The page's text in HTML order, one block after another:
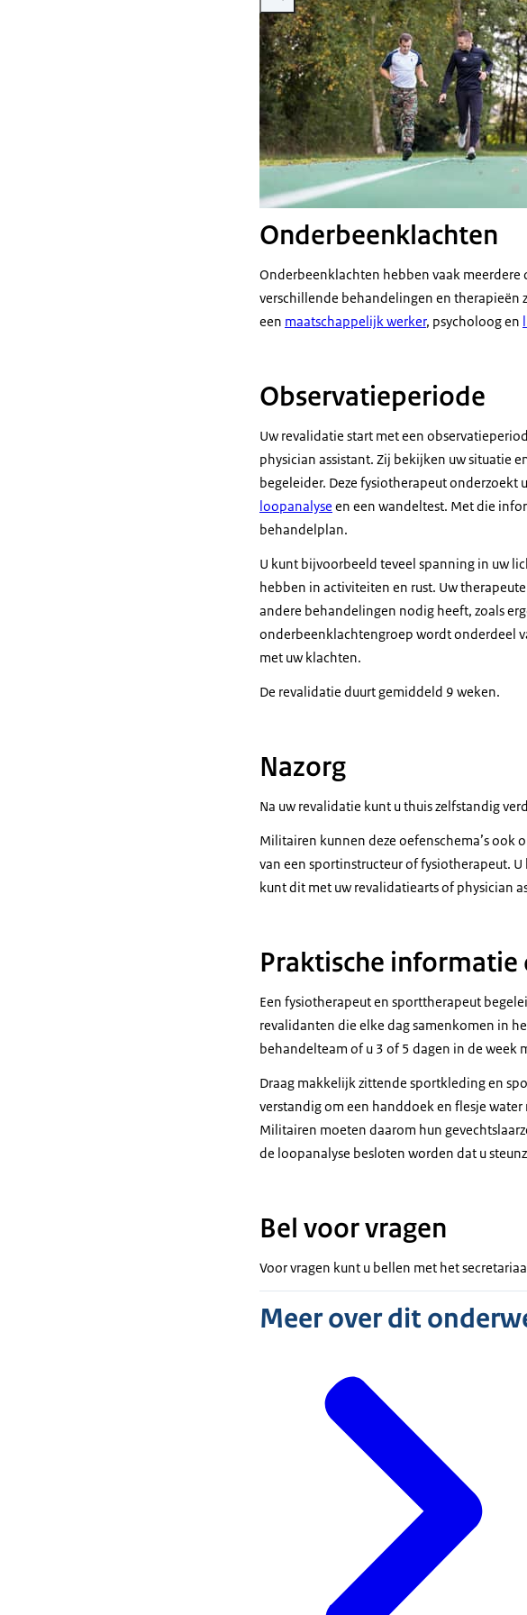
Onderbeenklachten
Onderbeenklachten hebben vaak meerdere
verschillende behandelingen en therapieën
een maatschappelijk werker, psycholoog en
Observatieperiode
Uw revalidatie start met een
physician assistant. Zij bekijken uw situatie
begeleider. Deze fysiotherapeut
loopanalyse en een wandeltest. Met die
behandelplan.
U kunt bijvoorbeeld teveel spanning in uw
hebben in activiteiten en rust. Uw
andere behandelingen nodig heeft, zoals
onderbeenklachtengroep wordt onderdeel
met uw klachten.
De revalidatie duurt gemiddeld 9 weken.
Nazorg
Na uw revalidatie kunt u thuis zelfstandig
Militairen kunnen deze oefenschema’s ook
van een sportinstructeur of fysiotherapeut.
kunt dit met uw revalidatiearts ofphysician
Praktische
Een fysiotherapeut en sporttherapeut
revalidanten die elke dag samenkomen in
behandelteam of u 3 of 5 dagen in de week
Draag makkelijk zittende sportkleding en
verstandig om een handdoek en flesje
Militairen moeten daarom hun
de loopanalyse besloten worden dat u
Bel voor vragen
Voor vragen kunt u bellen met het
Meer over dit